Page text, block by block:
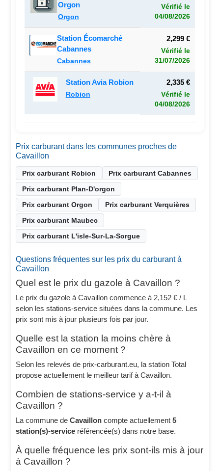
Orgon
Orgon
Vérifié le
04/08/2026
Station Écomarché
Cabannes
Cabannes
2,299 €
Vérifié le
31/07/2026
Station Avia Robion
Robion
2,335 €
Vérifié le
04/08/2026
Prix carburant dans les communes proches de
Cavaillon
Prix carburant Robion
Prix carburant Cabannes
Prix carburant Plan-D'orgon
Prix carburant Orgon
Prix carburant Verquières
Prix carburant Maubec
Prix carburant L'isle-Sur-La-Sorgue
Questions fréquentes sur les prix du carburant à
Cavaillon
Quel est le prix du gazole à Cavaillon ?
Le prix du gazole à Cavaillon commence à 2,152 € / L
selon les stations-service situées dans la commune. Les
prix sont mis à jour plusieurs fois par jour.
Quelle est la station la moins chère à
Cavaillon en ce moment ?
Selon les relevés de prix-carburant.eu, la station Total
propose actuellement le meilleur tarif à Cavaillon.
Combien de stations-service y a-t-il à
Cavaillon ?
La commune deCavaillon compte actuellement5
station(s)-service référencée(s) dans notre base.
À quelle fréquence les prix sont-ils mis à jour
à Cavaillon ?